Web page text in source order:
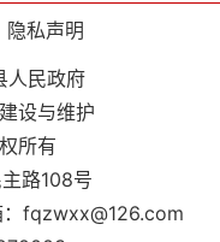
隐私声明
人民政府
设与维护
所有
路108号
：fqzwxx@126.com